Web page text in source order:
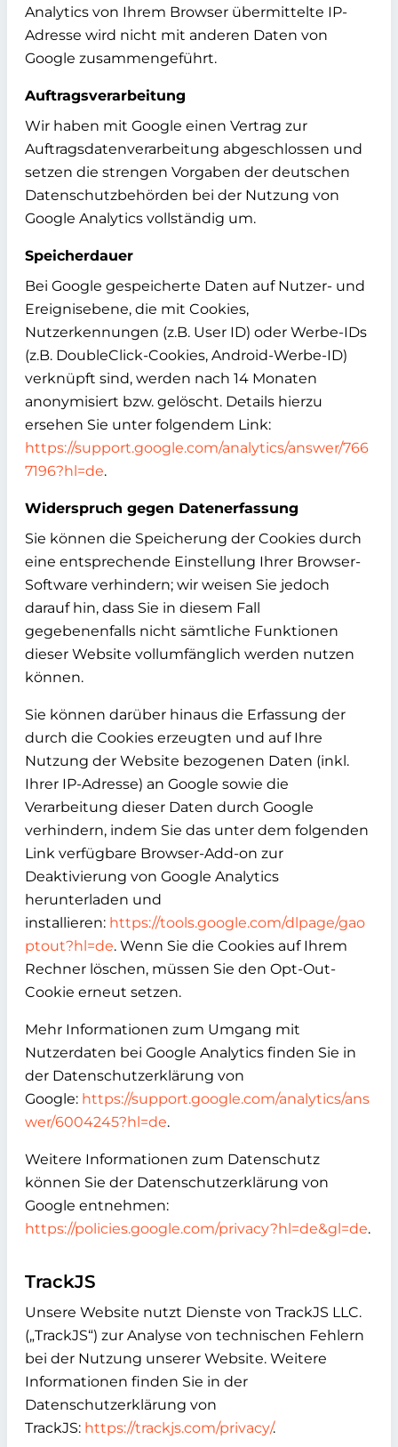
Analytics von Ihrem Browser übermittelte IP-
Adresse wird nicht mit anderen Daten von
Google zusammengeführt.
Auftragsverarbeitung
Wir haben mit Google einen Vertrag zur
Auftragsdatenverarbeitung abgeschlossen und
setzen die strengen Vorgaben der deutschen
Datenschutzbehörden bei der Nutzung von
Google Analytics vollständig um.
Speicherdauer
Bei Google gespeicherte Daten auf Nutzer- und
Ereignisebene, die mit Cookies,
Nutzerkennungen (z.B. User ID) oder Werbe-IDs
(z.B. DoubleClick-Cookies, Android-Werbe-ID)
verknüpft sind, werden nach 14 Monaten
anonymisiert bzw. gelöscht. Details hierzu
ersehen Sie unter folgendem Link:
https://support.google.com/analytics/answer/766
7196?hl=de.
Widerspruch gegen Datenerfassung
Sie können die Speicherung der Cookies durch
eine entsprechende Einstellung Ihrer Browser-
Software verhindern; wir weisen Sie jedoch
darauf hin, dass Sie in diesem Fall
gegebenenfalls nicht sämtliche Funktionen
dieser Website vollumfänglich werden nutzen
können.
Sie können darüber hinaus die Erfassung der
durch die Cookies erzeugten und auf Ihre
Nutzung der Website bezogenen Daten (inkl.
Ihrer IP-Adresse) an Google sowie die
Verarbeitung dieser Daten durch Google
verhindern, indem Sie das unter dem folgenden
Link verfügbare Browser-Add-on zur
Deaktivierung von Google Analytics
herunterladen und
installieren: https://tools.google.com/dlpage/gao
ptout?hl=de. Wenn Sie die Cookies auf Ihrem
Rechner löschen, müssen Sie den Opt-Out-
Cookie erneut setzen.
Mehr Informationen zum Umgang mit
Nutzerdaten bei Google Analytics finden Sie in
der Datenschutzerklärung von
Google: https://support.google.com/analytics/ans
wer/6004245?hl=de.
Weitere Informationen zum Datenschutz
können Sie der Datenschutzerklärung von
Google entnehmen:
https://policies.google.com/privacy?hl=de&gl=de.
TrackJS
Unsere Website nutzt Dienste von TrackJS LLC.
(„TrackJS“) zur Analyse von technischen Fehlern
bei der Nutzung unserer Website. Weitere
Informationen finden Sie in der
Datenschutzerklärung von
TrackJS: https://trackjs.com/privacy/.